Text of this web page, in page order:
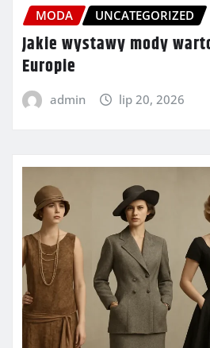
MODA UNCATEGORIZED
Jakie wystawy mody
Europie
admin lip 20, 2026